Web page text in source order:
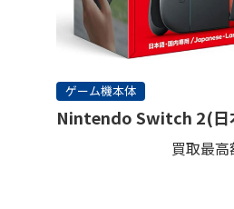
ゲーム機本体
Nintendo Switch 2(日
買取最高